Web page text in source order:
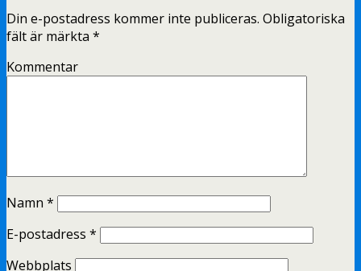
Din e-postadress kommer inte publiceras. Obligatoriska
fält är märkta *
Kommentar
Namn *
E-postadress *
Webbplats